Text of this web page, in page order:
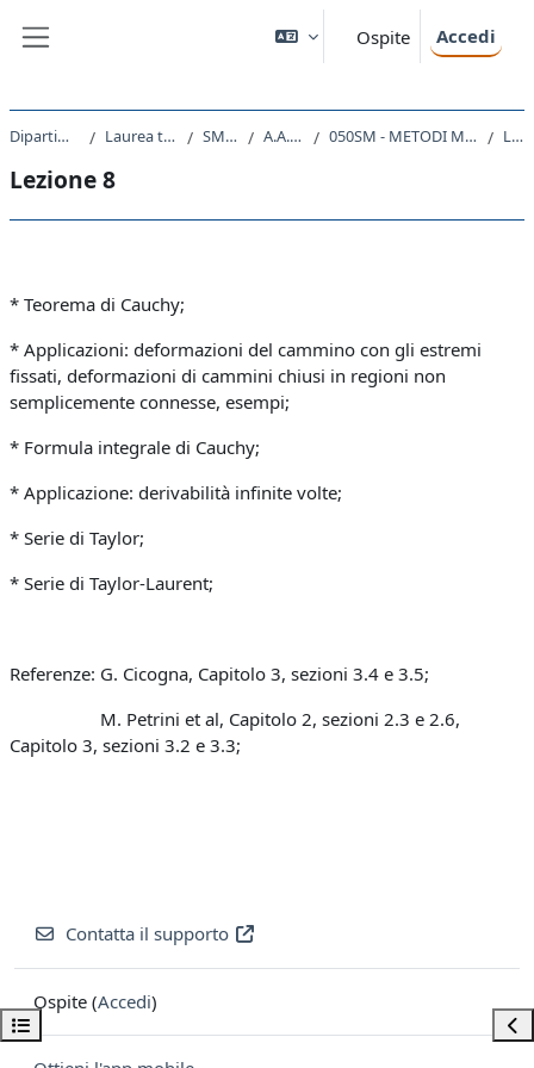
Ospite Accedi
Apri indice del corso
Dipartimento di Fisica Laurea triennale (DM270) SM20 - FISICA A.A. 2022 - 2023 050SM - METODI MATEMATICI DELLA FISICA 2022 Lezione 8
Lezione 8
* Teorema di Cauchy;
* Applicazioni: deformazioni del cammino con gli estremi
fissati, deformazioni di cammini chiusi in regioni non
semplicemente connesse, esempi;
* Formula integrale di Cauchy;
* Applicazione: derivabilità infinite volte;
* Serie di Taylor;
* Serie di Taylor-Laurent;
Referenze: G. Cicogna, Capitolo 3, sezioni 3.4 e 3.5;
M. Petrini et al, Capitolo 2, sezioni 2.3 e 2.6,
Capitolo 3, sezioni 3.2 e 3.3;
Contatta il supporto
Ospite (Accedi)